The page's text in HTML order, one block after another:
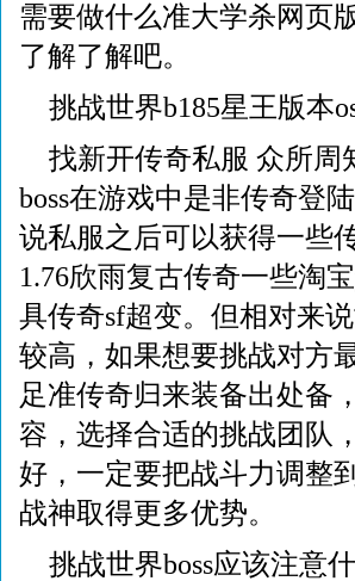
需要做什么准大学杀网页
了解了解吧。
挑战世界b185星王版本
找新开传奇私服 众所周
boss在游戏中是非传奇登
说私服之后可以获得一些
1.76欣雨复古传奇一些淘
具传奇sf超变。但相对来
较高，如果想要挑战对方
足准传奇归来装备出处备
容，选择合适的挑战团队
好，一定要把战斗力调整
战神取得更多优势。
挑战世界boss应该注意